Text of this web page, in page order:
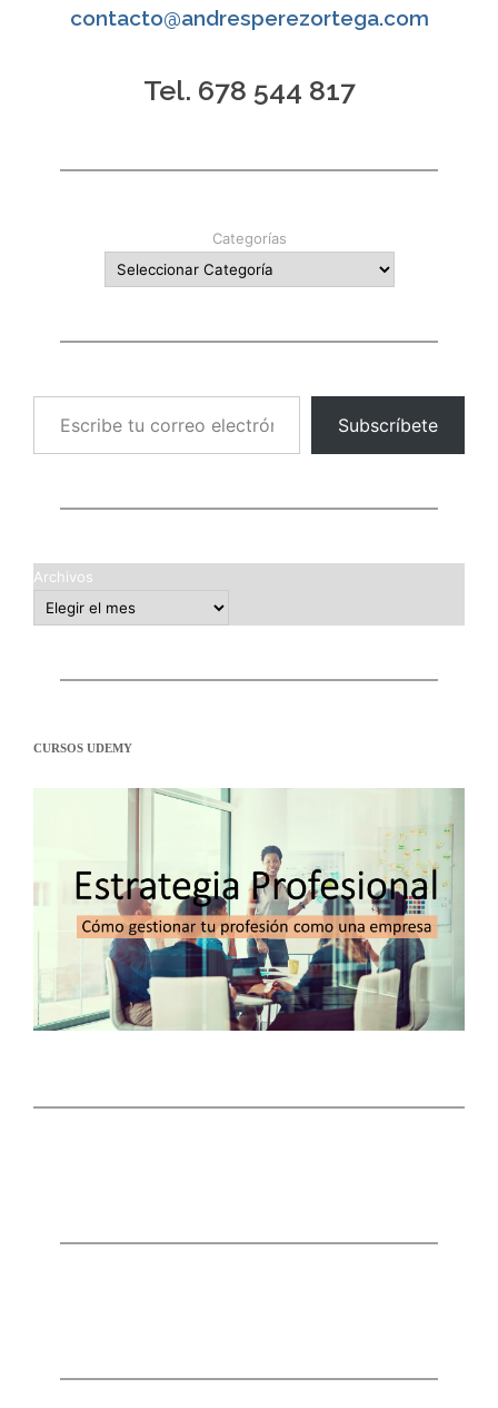
contacto@andresperezortega.com
Tel. 678 544 817
Categorías
Escribe tu correo electrónico…
Subscríbete
Archivos
CURSOS UDEMY